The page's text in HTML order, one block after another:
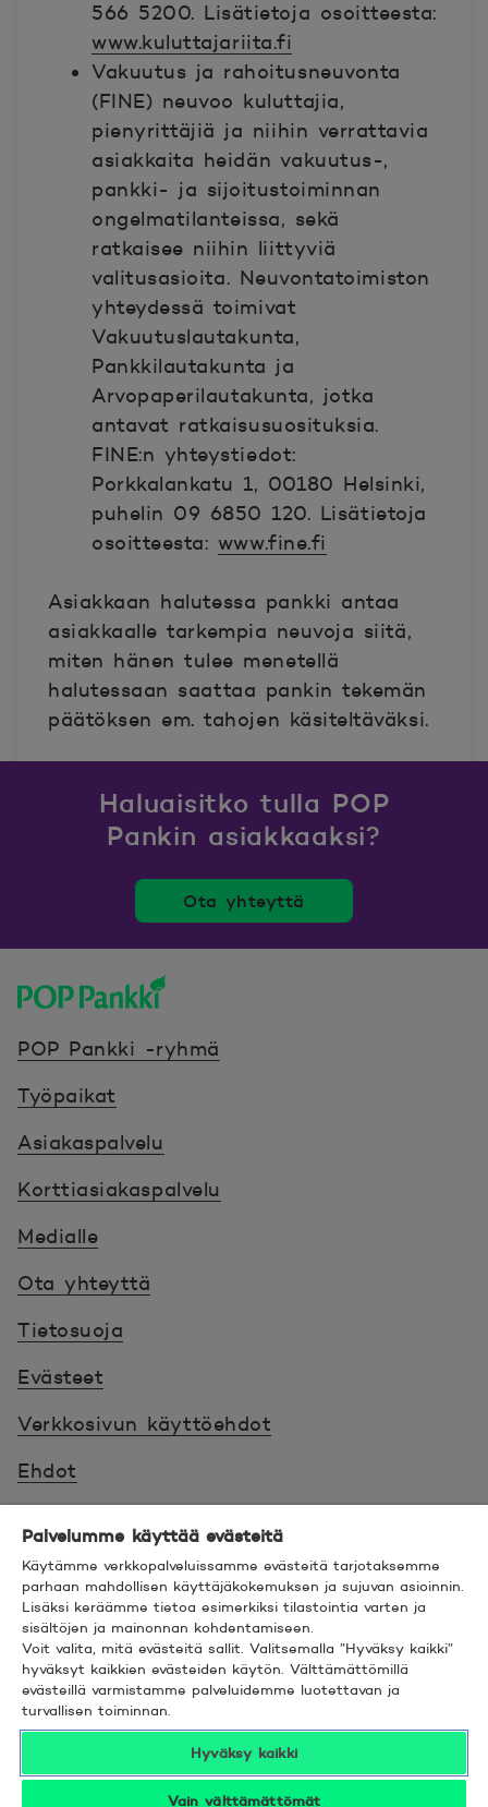
566 5200. Lisätietoja osoitteesta:
www.kuluttajariita.fi
Vakuutus ja rahoitusneuvonta
(FINE) neuvoo kuluttajia,
pienyrittäjiä ja niihin verrattavia
asiakkaita heidän vakuutus-,
pankki- ja sijoitustoiminnan
ongelmatilanteissa, sekä
ratkaisee niihin liittyviä
valitusasioita. Neuvontatoimiston
yhteydessä toimivat
Vakuutuslautakunta,
Pankkilautakunta ja
Arvopaperilautakunta, jotka
antavat ratkaisusuosituksia.
FINE:n yhteystiedot:
Porkkalankatu 1, 00180 Helsinki,
puhelin 09 6850 120. Lisätietoja
osoitteesta: www.fine.fi
Asiakkaan halutessa pankki antaa
asiakkaalle tarkempia neuvoja siitä,
miten hänen tulee menetellä
halutessaan saattaa pankin tekemän
päätöksen em. tahojen käsiteltäväksi.
Haluaisitko tulla POP
Pankin asiakkaaksi?
Ota yhteyttä
POP Pankki -ryhmä
Työpaikat
Asiakaspalvelu
Korttiasiakaspalvelu
Medialle
Ota yhteyttä
Tietosuoja
Evästeet
Verkkosivun käyttöehdot
Ehdot
Saavutettavuus
Hyödyllistä tietää
© 2026 POP Pankki,Hevosenkenkä 3, 02600
ESPOO
Palvelumme käyttää evästeitä
Käytämme verkkopalveluissamme evästeitä tarjotaksemme
parhaan mahdollisen käyttäjäkokemuksen ja sujuvan asioinnin.
Lisäksi keräämme tietoa esimerkiksi tilastointia varten ja
sisältöjen ja mainonnan kohdentamiseen.
Voit valita, mitä evästeitä sallit. Valitsemalla ”Hyväksy kaikki”
hyväksyt kaikkien evästeiden käytön. Välttämättömillä
evästeillä varmistamme palveluidemme luotettavan ja
turvallisen toiminnan.
Hyväksy kaikki
Vain välttämättömät